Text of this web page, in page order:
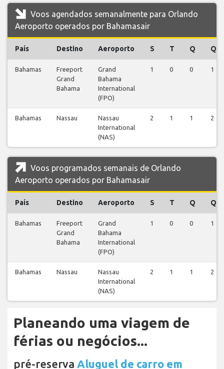
Voos agendados semanalmente para Orlando
Aeroporto operados por Bahamasair
País Destino Aeroporto S T Q Q
Bahamas
Freeport
Grand
Bahama
Grand
Bahama
International
(FPO)
1 0 0 1
Bahamas Nassau
Nassau
International
(NAS)
2 1 1 2
Voos programados semanais de Orlando
Aeroporto operados por Bahamasair
País Destino Aeroporto S T Q Q
Bahamas
Freeport
Grand
Bahama
Grand
Bahama
International
(FPO)
1 0 0 1
Bahamas Nassau
Nassau
International
(NAS)
2 1 1 2
Planeando uma viagem de
férias ou negócios...
pré-reserva Aluguel de carro em